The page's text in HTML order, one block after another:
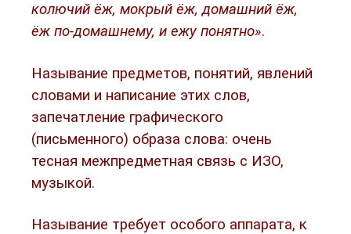
колючий ёж, мокрый ёж, домашний ёж,
ёж по-домашнему, и ежу понятно».
Называние предметов, понятий, явлений
словами и написание этих слов,
запечатление графического
(письменного) образа слова: очень
тесная межпредметная связь с ИЗО,
музыкой.
Называние требует особого аппарата, к